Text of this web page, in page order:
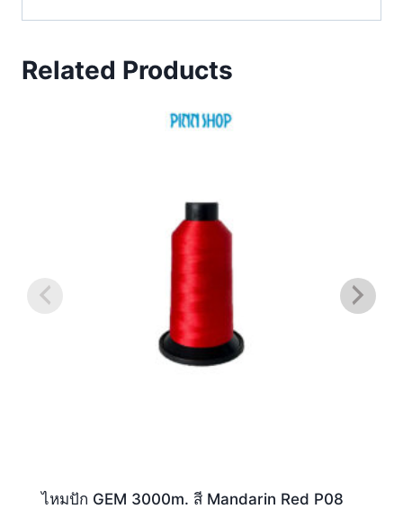
Related Products
ไหมปัก GEM 3000m. สี Mandarin Red P08